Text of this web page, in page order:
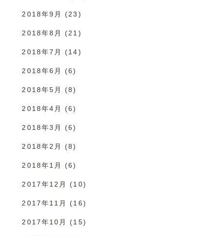
2018年9月 (23)
2018年8月 (21)
2018年7月 (14)
2018年6月 (6)
2018年5月 (8)
2018年4月 (6)
2018年3月 (6)
2018年2月 (8)
2018年1月 (6)
2017年12月 (10)
2017年11月 (16)
2017年10月 (15)